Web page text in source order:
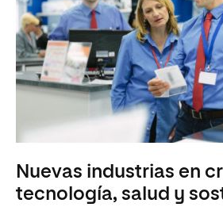
Nuevas industrias en
tecnología, salud y